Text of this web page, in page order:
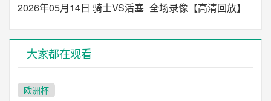
2026年05月14日 骑士VS活塞_全场录像【高清回放】
大家都在观看
欧洲杯